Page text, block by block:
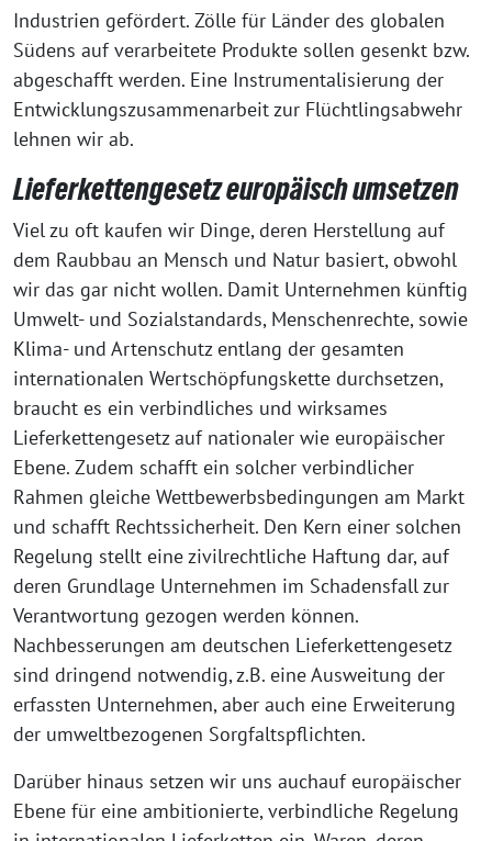
Industrien gefördert. Zölle für Länder des globalen
Südens auf verarbeitete Produkte sollen gesenkt bzw.
abgeschafft werden. Eine Instrumentalisierung der
Entwicklungszusammenarbeit zur Flüchtlingsabwehr
lehnen wir ab.
Lieferkettengesetz europäisch umsetzen
Viel zu oft kaufen wir Dinge, deren Herstellung auf
dem Raubbau an Mensch und Natur basiert, obwohl
wir das gar nicht wollen. Damit Unternehmen künftig
Umwelt- und Sozialstandards, Menschenrechte, sowie
Klima- und Artenschutz entlang der gesamten
internationalen Wertschöpfungskette durchsetzen,
braucht es ein verbindliches und wirksames
Lieferkettengesetz auf nationaler wie europäischer
Ebene. Zudem schafft ein solcher verbindlicher
Rahmen gleiche Wettbewerbsbedingungen am Markt
und schafft Rechtssicherheit. Den Kern einer solchen
Regelung stellt eine zivilrechtliche Haftung dar, auf
deren Grundlage Unternehmen im Schadensfall zur
Verantwortung gezogen werden können.
Nachbesserungen am deutschen Lieferkettengesetz
sind dringend notwendig, z.B. eine Ausweitung der
erfassten Unternehmen, aber auch eine Erweiterung
der umweltbezogenen Sorgfaltspflichten.
Darüber hinaus setzen wir uns auchauf europäischer
Ebene für eine ambitionierte, verbindliche Regelung